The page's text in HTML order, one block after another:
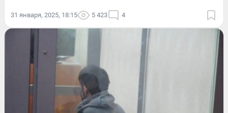
31 января, 2025, 18:15 5 423 4